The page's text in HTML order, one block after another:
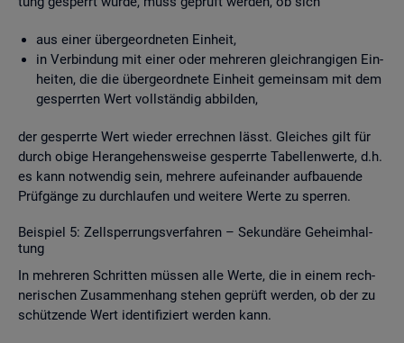
aus einer über­ge­ord­ne­ten Ein­heit,
in Ver­bin­dung mit einer oder meh­re­ren gleich­ran­gi­gen Ein­
hei­ten, die die über­ge­ord­ne­te Ein­heit ge­mein­sam mit dem
ge­sperr­ten Wert voll­stän­dig ab­bil­den,
der ge­sperr­te Wert wie­der er­rech­nen lässt. Glei­ches gilt für
durch obige Her­an­ge­hens­wei­se ge­sperr­te Ta­bel­len­wer­te, d.h.
es kann not­wen­dig sein, meh­re­re auf­ein­an­der auf­bau­en­de
Prüf­gän­ge zu durch­lau­fen und wei­te­re Werte zu sper­ren.
Bei­spiel 5: Zell­sper­rungs­ver­fah­ren – Se­kun­dä­re Ge­heim­hal­
tung
In meh­re­ren Schrit­ten müs­sen alle Werte, die in einem rech­
ne­ri­schen Zu­sam­men­hang ste­hen ge­prüft wer­den, ob der zu
schüt­zen­de Wert iden­ti­fi­ziert wer­den kann.